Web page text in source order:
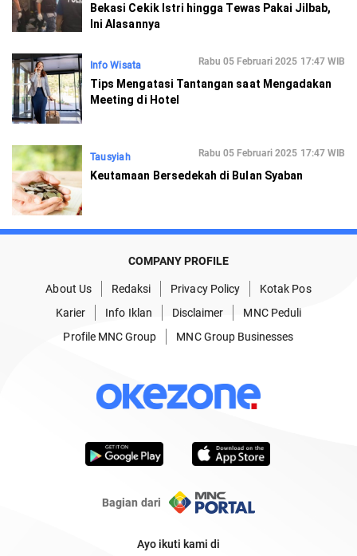
Bekasi Cekik Istri hingga Tewas Pakai Jilbab,
Ini Alasannya
Info Wisata Rabu 05 Februari 2025 17:47 WIB
Tips Mengatasi Tantangan saat Mengadakan
Meeting di Hotel
Tausyiah Rabu 05 Februari 2025 17:47 WIB
Keutamaan Bersedekah di Bulan Syaban
COMPANY PROFILE
About Us Redaksi Privacy Policy
Kotak Pos
Karier
Info Iklan Disclaimer
MNC Peduli
Profile MNC Group
MNC Group Businesses
Bagian dari
Ayo ikuti kami di